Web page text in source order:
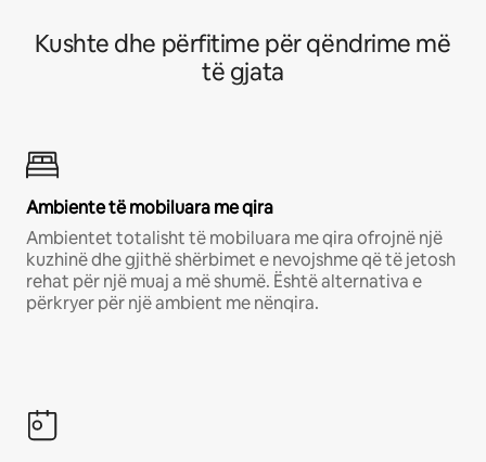
Kushte dhe përfitime për qëndrime më
të gjata
Ambiente të mobiluara me qira
Ambientet totalisht të mobiluara me qira ofrojnë një
kuzhinë dhe gjithë shërbimet e nevojshme që të jetosh
rehat për një muaj a më shumë. Është alternativa e
përkryer për një ambient me nënqira.